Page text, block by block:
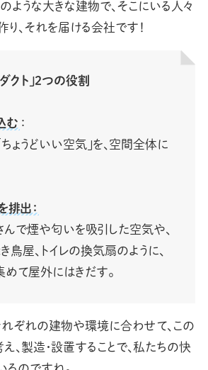
ような大きな建物で、そこにいる人々
、それを届ける会社です！
クト」2つの役割
む ：
ょうどいい空気」を、空間全体に
排出：
で煙や匂いを吸引した空気や、
鳥屋、トイレの換気扇のように、
て屋外にはきだす。
れぞれの建物や環境に合わせて、この
、製造・設置することで、私たちの快